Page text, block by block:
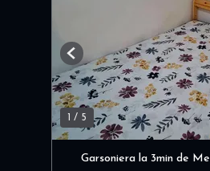
1 / 5
Previous
Garsoniera la 3min de